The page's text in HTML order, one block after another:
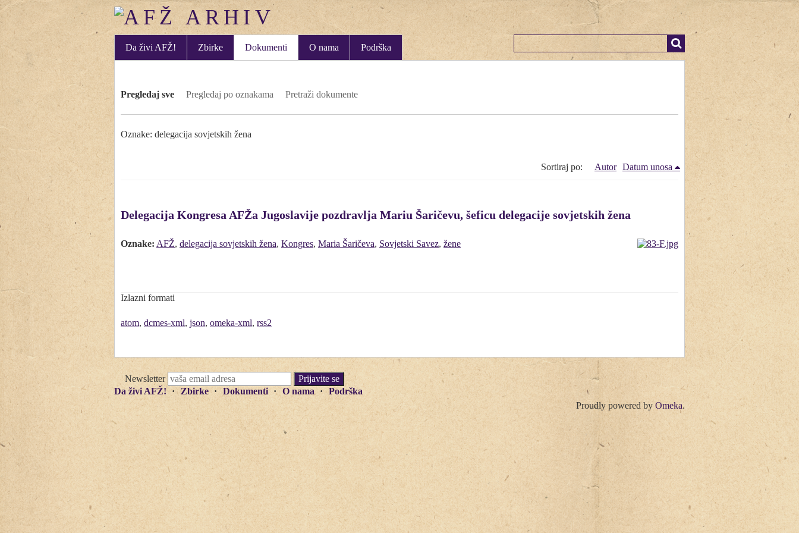
Da živi AFŽ! Zbirke Dokumenti O nama Podrška
Pregledaj sve Pregledaj po oznakama Pretraži dokumente
Oznake: delegacija sovjetskih žena
Sortiraj po: Autor Datum unosa
Delegacija Kongresa AFŽa Jugoslavije pozdravlja Mariu Šaričevu, šeficu delegacije sovjetskih žena
Oznake: AFŽ, delegacija sovjetskih žena, Kongres, Maria Šaričeva, Sovjetski Savez, žene
Izlazni formati
atom, dcmes-xml, json, omeka-xml, rss2
Newsletter
Da živi AFŽ!
Zbirke Dokumenti O nama
Podrška
Proudly powered by Omeka.